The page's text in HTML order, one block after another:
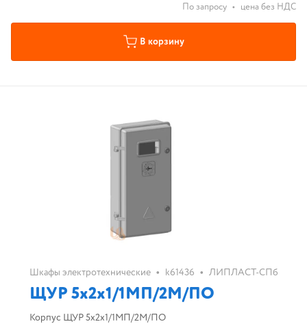
По запросу • цена без НДС
В корзину
Шкафы электротехнические • k61436 • ЛИПЛАСТ-СПб
ЩУР 5х2х1/1МП/2М/ПО
Корпус ЩУР 5х2х1/1МП/2М/ПО